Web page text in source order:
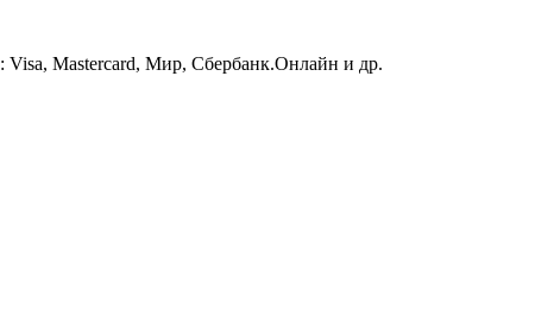
Visa, Mastercard, Мир, Сбербанк.Онлайн и др.